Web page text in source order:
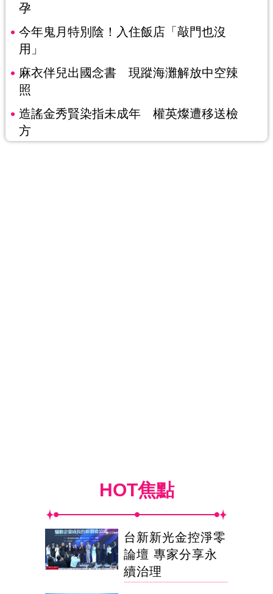
孕
今年鬼月特別陰！入住飯店「敲門也沒
用」
麻衣伴兒出國念書 現蹤海灘解放中空辣
照
造謠金秀賢染指未成年 權英燦遭移送檢
方
HOT焦點
台新新光金控淨零
論壇 專家分享永
續治理